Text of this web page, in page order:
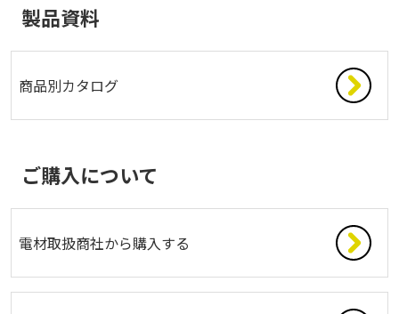
製品資料
商品別カタログ
ご購入について
電材取扱商社から購入する